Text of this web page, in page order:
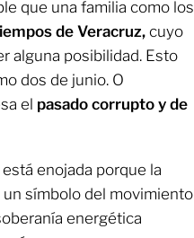
que una familia como los
de Veracruz, cuyo
alguna posibilidad. Esto
dos de junio. O
el pasado corrupto y de
enojada porque la
un símbolo del movimiento
energética